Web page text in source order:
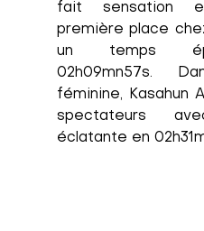
fait sensation
première place
un temps
02h09mn57s.
féminine, Kasahun
spectateurs
éclatante en